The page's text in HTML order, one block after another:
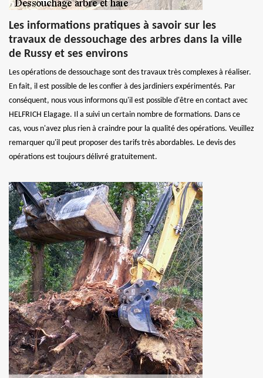
Les informations pratiques à savoir sur les
travaux de dessouchage des arbres dans la ville
de Russy et ses environs
Les opérations de dessouchage sont des travaux très complexes à réaliser.
En fait, il est possible de les confier à des jardiniers expérimentés. Par
conséquent, nous vous informons qu'il est possible d'être en contact avec
HELFRICH Elagage. Il a suivi un certain nombre de formations. Dans ce
cas, vous n'avez plus rien à craindre pour la qualité des opérations. Veuillez
remarquer qu'il peut proposer des tarifs très abordables. Le devis des
opérations est toujours délivré gratuitement.